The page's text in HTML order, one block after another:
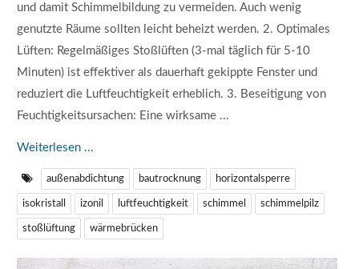
und damit Schimmelbildung zu vermeiden. Auch wenig
genutzte Räume sollten leicht beheizt werden. 2. Optimales
Lüften: Regelmäßiges Stoßlüften (3-mal täglich für 5-10
Minuten) ist effektiver als dauerhaft gekippte Fenster und
reduziert die Luftfeuchtigkeit erheblich. 3. Beseitigung von
Feuchtigkeitsursachen: Eine wirksame ...
Weiterlesen ...
außenabdichtung bautrocknung horizontalsperre
isokristall izonil luftfeuchtigkeit schimmel schimmelpilz
stoßlüftung wärmebrücken